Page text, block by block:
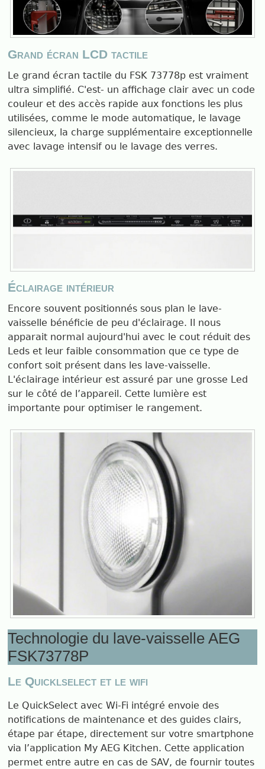
Grand écran LCD tactile
Le grand écran tactile du FSK 73778p est vraiment
ultra simplifié. C'est- un affichage clair avec un code
couleur et des accès rapide aux fonctions les plus
utilisées, comme le mode automatique, le lavage
silencieux, la charge supplémentaire exceptionnelle
avec lavage intensif ou le lavage des verres.
Éclairage intérieur
Encore souvent positionnés sous plan le lave-
vaisselle bénéficie de peu d'éclairage. Il nous
apparait normal aujourd'hui avec le cout réduit des
Leds et leur faible consommation que ce type de
confort soit présent dans les lave-vaisselle.
L'éclairage intérieur est assuré par une grosse Led
sur le côté de l’appareil. Cette lumière est
importante pour optimiser le rangement.
Technologie du lave-vaisselle AEG
FSK73778P
Le Quicklselect et le wifi
Le QuickSelect avec Wi-Fi intégré envoie des
notifications de maintenance et des guides clairs,
étape par étape, directement sur votre smartphone
via l’application My AEG Kitchen. Cette application
permet entre autre en cas de SAV, de fournir toutes